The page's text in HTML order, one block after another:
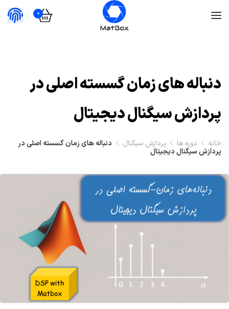
0
دنباله های زمان گسسته اصلی در
پردازش سیگنال دیجیتال
خانه دوره ها پردازش سیگنال دنباله های زمان گسسته اصلی در
پردازش سیگنال دیجیتال